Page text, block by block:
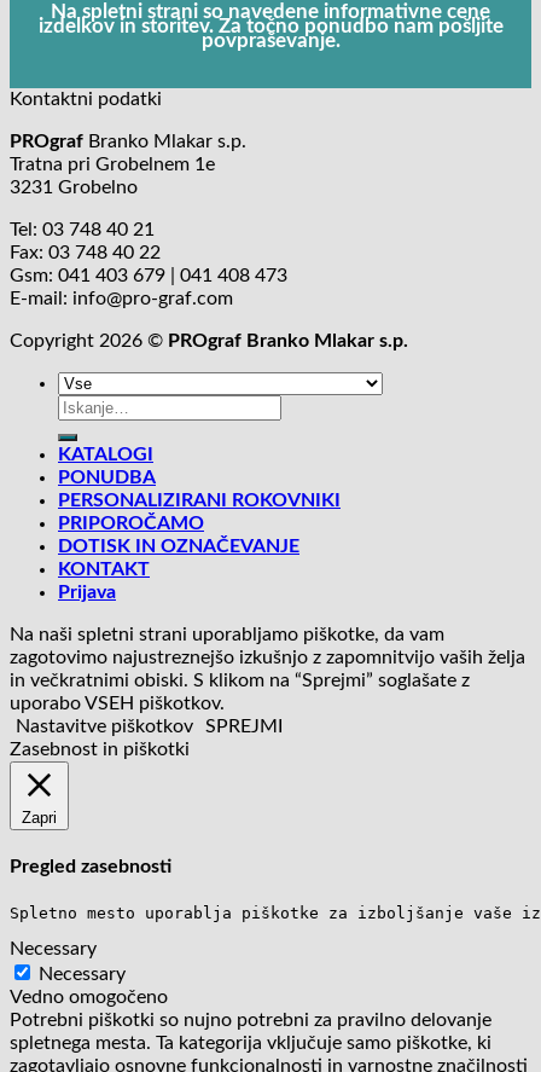
Na spletni strani so navedene informativne cene
izdelkov in storitev. Za točno ponudbo nam pošljite
povpraševanje.
Kontaktni podatki
PROgraf Branko Mlakar s.p.
Tratna pri Grobelnem 1e
3231 Grobelno
Tel: 03 748 40 21
Fax: 03 748 40 22
Gsm: 041 403 679 | 041 408 473
E-mail: info@pro-graf.com
Copyright 2026 © PROgraf Branko Mlakar s.p.
Išči:
KATALOGI
PONUDBA
PERSONALIZIRANI ROKOVNIKI
PRIPOROČAMO
DOTISK IN OZNAČEVANJE
KONTAKT
Prijava
Na naši spletni strani uporabljamo piškotke, da vam
zagotovimo najustreznejšo izkušnjo z zapomnitvijo vaših želja
in večkratnimi obiski. S klikom na “Sprejmi” soglašate z
uporabo VSEH piškotkov.
Nastavitve piškotkov
SPREJMI
Zasebnost in piškotki
Zapri
Pregled zasebnosti
Spletno mesto uporablja piškotke za izboljšanje vaše
Necessary
Necessary
Vedno omogočeno
Potrebni piškotki so nujno potrebni za pravilno delovanje
spletnega mesta. Ta kategorija vključuje samo piškotke, ki
zagotavljajo osnovne funkcionalnosti in varnostne značilnosti